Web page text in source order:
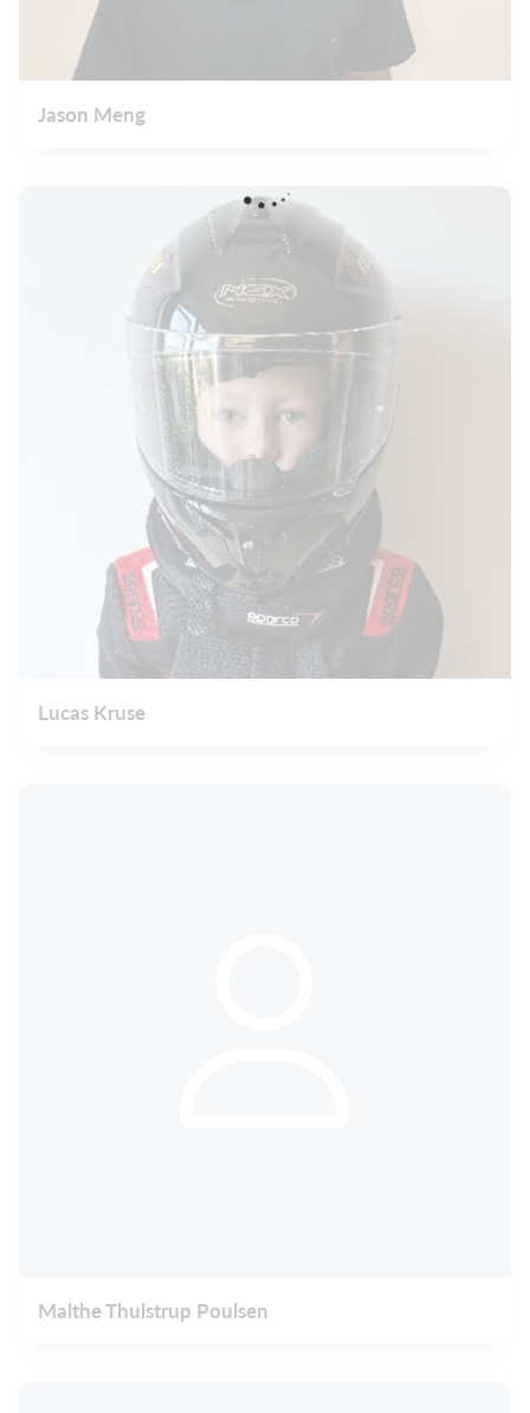
Jason Meng
Lucas Kruse
Malthe Thulstrup Poulsen